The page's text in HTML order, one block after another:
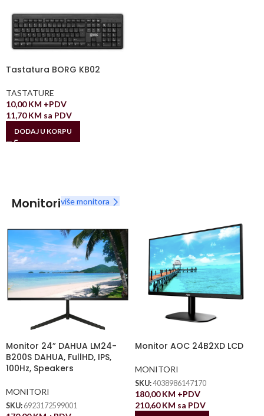
Tastatura BORG KB02
TASTATURE
10,00KM +PDV
11,70KM sa PDV
DODAJ U KORPU
Monitoriviše monitora
Monitor 24” DAHUA LM24-
B200S DAHUA, FullHD, IPS,
100Hz, Speakers
MONITORI
SKU: 6923172599001
Monitor AOC 24B2XD LCD
MONITORI
SKU:4038986147170
180,00KM +PDV
210,60KM sa PDV